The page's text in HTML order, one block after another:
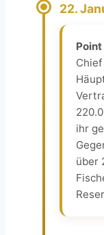
22.
ihr
über